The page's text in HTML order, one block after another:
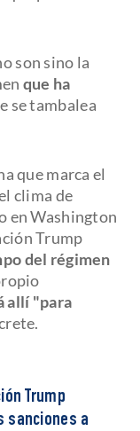
son sino la
que ha
se tambalea
que marca el
clima de
en Washington
Trump
del régimen
allí "para
Trump
sanciones a